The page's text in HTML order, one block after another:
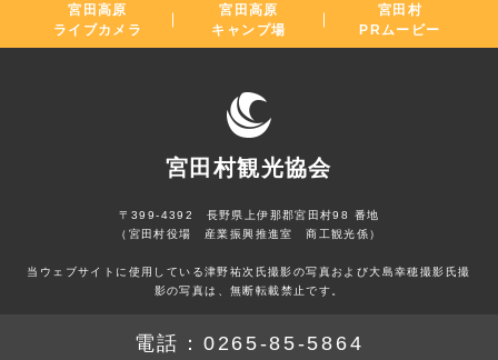
宮田高原
ライブカメラ
宮田高原
キャンプ場
宮田村
PRムービー
宮田村観光協会
〒399-4392 長野県上伊那郡宮田村98 番地
（宮田村役場 産業振興推進室 商工観光係）
当ウェブサイトに使用している津野祐次氏撮影の写真および大島幸穂撮影氏撮
影の写真は、無断転載禁止です。
電話： 0265-85-5864